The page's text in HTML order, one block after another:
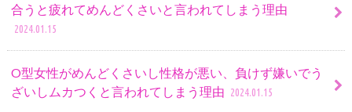
合うと疲れてめんどくさいと言われてしまう理由
2024.01.15
O型女性がめんどくさいし性格が悪い、負けず嫌いでう
ざいしムカつくと言われてしまう理由 2024.01.15